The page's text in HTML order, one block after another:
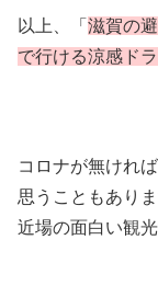
以上、「 滋賀の
で行ける涼感ド
コロナが無けれ
思うこともあり
近場の面白い観